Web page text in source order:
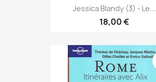
Jessica Blandy (3) - Le...
18,00 €